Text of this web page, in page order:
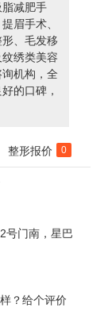
减肥手
眉手术、
、毛发移
绣类美容
机构，全
的口碑，
整形报价 0
号门南，星巴
？给个评价